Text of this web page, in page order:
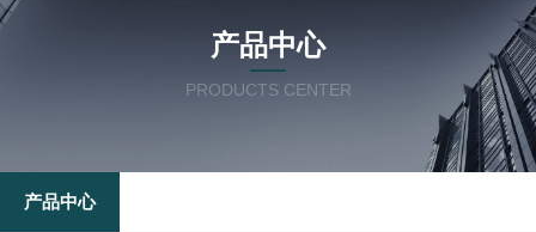
产品中心
PRODUCTS CENTER
产品中心